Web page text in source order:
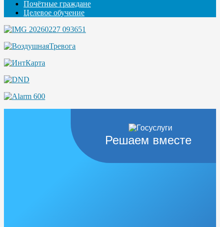
Почётные граждане
Целевое обучение
Решаем вместе